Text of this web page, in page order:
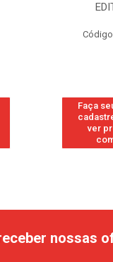
Faça
ver
nossas